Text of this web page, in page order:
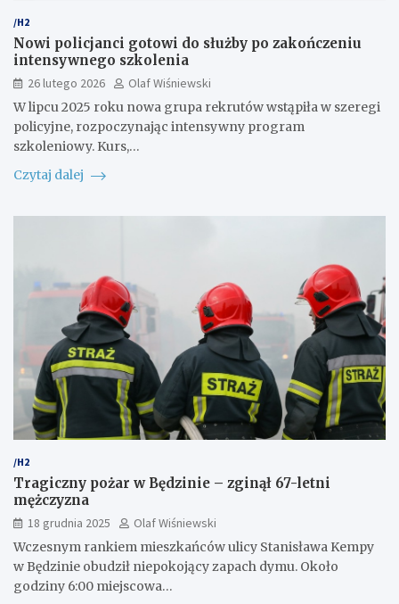
/H2
Nowi policjanci gotowi do służby po zakończeniu
intensywnego szkolenia
26 lutego 2026
Olaf Wiśniewski
W lipcu 2025 roku nowa grupa rekrutów wstąpiła w szeregi
policyjne, rozpoczynając intensywny program
szkoleniowy. Kurs,…
Czytaj dalej
/H2
Tragiczny pożar w Będzinie – zginął 67-letni
mężczyzna
18 grudnia 2025
Olaf Wiśniewski
Wczesnym rankiem mieszkańców ulicy Stanisława Kempy
w Będzinie obudził niepokojący zapach dymu. Około
godziny 6:00 miejscowa…